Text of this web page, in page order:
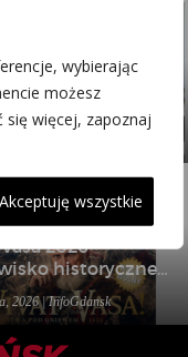
wybierając
możesz
się więcej, zapoznaj
Akceptuję wszystkie
w
sprzętu
bardziej się
niż zakup?
2026 | InfoGdansk
2026 –
historyczne
2026 | InfoGdansk